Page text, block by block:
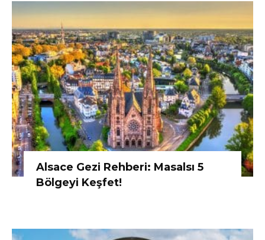
Alsace Gezi Rehberi: Masalsı 5
Bölgeyi Keşfet!